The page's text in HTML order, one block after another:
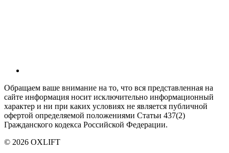
Обращаем ваше внимание на то, что вся представленная на
сайте информация носит исключительно информационный
характер и ни при каких условиях не является публичной
офертой определяемой положениями Статьи 437(2)
Гражданского кодекса Российской Федерации.
© 2026 OXLIFT